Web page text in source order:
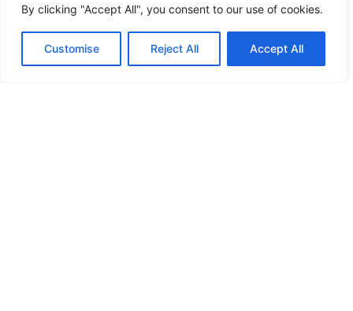
By clicking "Accept All", you consent to our use of cookies.
Customise Reject All Accept All